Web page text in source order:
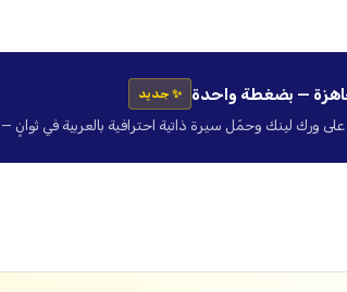
— بضغطة واحدة ✨ جديد
ورك لينك وحمّل سيرة ذاتية احترافية بالعربية في ثوانٍ —